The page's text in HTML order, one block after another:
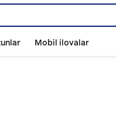
Mobil ilovalar